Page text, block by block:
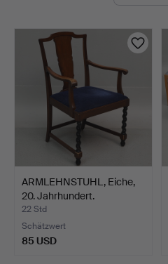
Auktioner
ARMLEHNSTUHL, Eiche,
20. Jahrhundert.
22 Std
Schätzwert
85 USD